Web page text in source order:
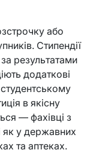
або
Стипендії
результатами
додаткові
в якісну
— фахівці з
у державних
та аптеках.